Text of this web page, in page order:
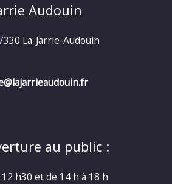
Audouin
La-Jarrie-Audouin
au public :
h30 et de 14 h à 18 h